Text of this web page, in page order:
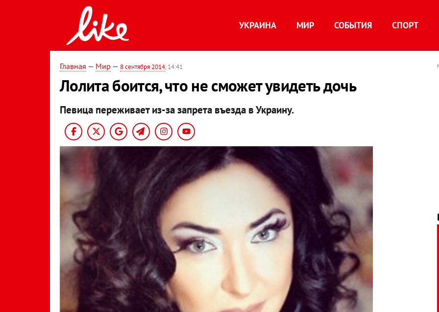
УКРАИНА МИР СОБЫТИЯ СПОРТ
Главная — Мир — 8 сентября 2014, 14:41
Лолита боится, что не сможет увидеть дочь
Певица переживает из-за запрета въезда в Украину.